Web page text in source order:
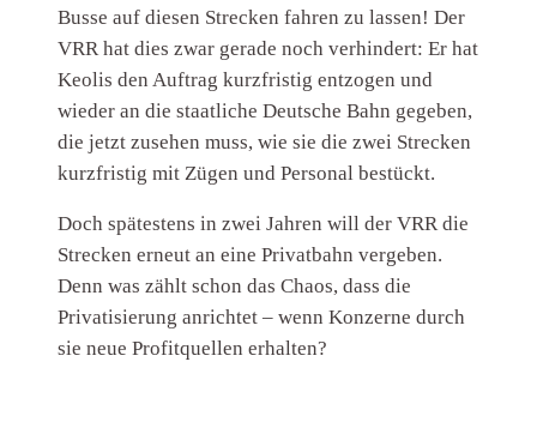
Busse auf diesen Strecken fahren zu lassen! Der
VRR hat dies zwar gerade noch verhindert: Er hat
Keolis den Auftrag kurzfristig entzogen und
wieder an die staatliche Deutsche Bahn gegeben,
die jetzt zusehen muss, wie sie die zwei Strecken
kurzfristig mit Zügen und Personal bestückt.
Doch spätestens in zwei Jahren will der VRR die
Strecken erneut an eine Privatbahn vergeben.
Denn was zählt schon das Chaos, dass die
Privatisierung anrichtet – wenn Konzerne durch
sie neue Profitquellen erhalten?